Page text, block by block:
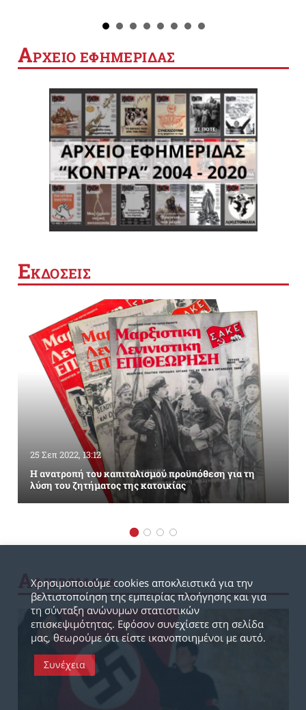
ΑΡΧΕΙΟ ΕΦΗΜΕΡΙΔΑΣ
ΕΚΔΟΣΕΙΣ
25 Σεπ 2022, 13:12
Η ανατροπή του καπιταλισμού προϋπόθεση για τη
λύση του ζητήματος της κατοικίας
ΑΦΙΕΡΩΜΑΤΑ
Χρησιμοποιούμε cookies αποκλειστικά για την
βελτιστοποίηση της εμπειρίας πλοήγησης και για
τη σύνταξη ανώνυμων στατιστικών
επισκεψιμότητας. Εφόσον συνεχίσετε στη σελίδα
μας, θεωρούμε ότι είστε ικανοποιημένοι με αυτό.
Συνέχεια